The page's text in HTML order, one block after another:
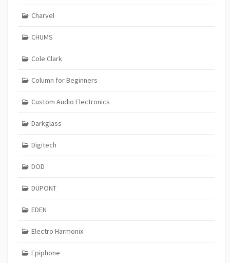
Charvel
CHUMS
Cole Clark
Column for Beginners
Custom Audio Electronics
Darkglass
Digitech
DOD
DUPONT
EDEN
Electro Harmonix
Epiphone